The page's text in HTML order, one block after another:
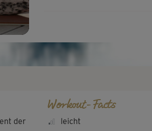
der
Workout-Facts
leicht